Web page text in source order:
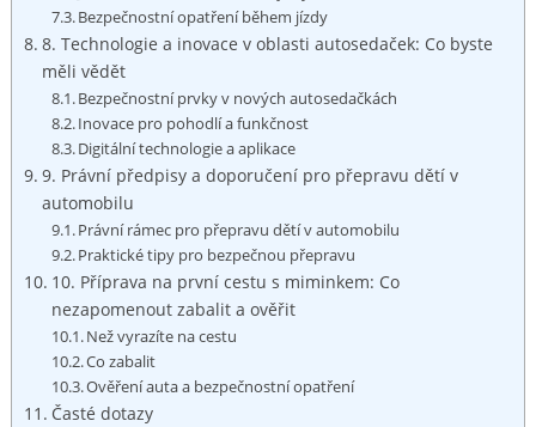
Bezpečnostní opatření během jízdy
8. Technologie a inovace v oblasti autosedaček: Co byste
měli vědět
Bezpečnostní prvky v nových autosedačkách
Inovace pro pohodlí a funkčnost
Digitální technologie a aplikace
9. Právní předpisy a doporučení pro přepravu dětí v
automobilu
Právní rámec pro přepravu dětí v automobilu
Praktické tipy pro bezpečnou přepravu
10. Příprava na první cestu s miminkem: Co
nezapomenout zabalit a ověřit
Než vyrazíte na cestu
Co zabalit
Ověření auta a bezpečnostní opatření
Časté dotazy